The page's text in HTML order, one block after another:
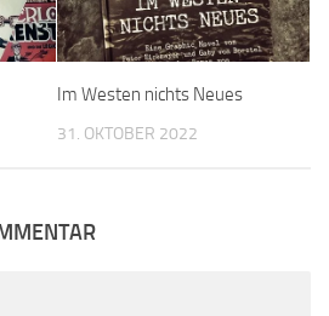
Im Westen nichts Neues
31. OKTOBER 2022